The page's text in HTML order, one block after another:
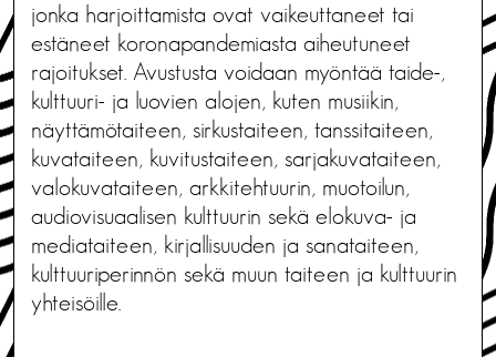
jonka harjoittamista ovat vaikeuttaneet tai
estäneet koronapandemiasta aiheutuneet
rajoitukset. Avustusta voidaan myöntää taide-,
kulttuuri- ja luovien alojen, kuten musiikin,
näyttämötaiteen, sirkustaiteen, tanssitaiteen,
kuvataiteen, kuvitustaiteen, sarjakuvataiteen,
valokuvataiteen, arkkitehtuurin, muotoilun,
audiovisuaalisen kulttuurin sekä elokuva- ja
mediataiteen, kirjallisuuden ja sanataiteen,
kulttuuriperinnön sekä muun taiteen ja kulttuurin
yhteisöille.